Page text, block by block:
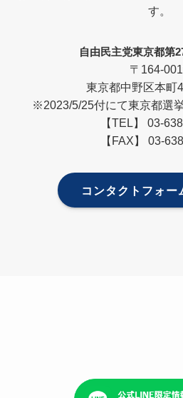
す。
自由民主党東京都第
〒164-
東京都中野区本町
※2023/5/25付にて東京都選
【TEL】 03-
【FAX】 03-
コンタクトフォー